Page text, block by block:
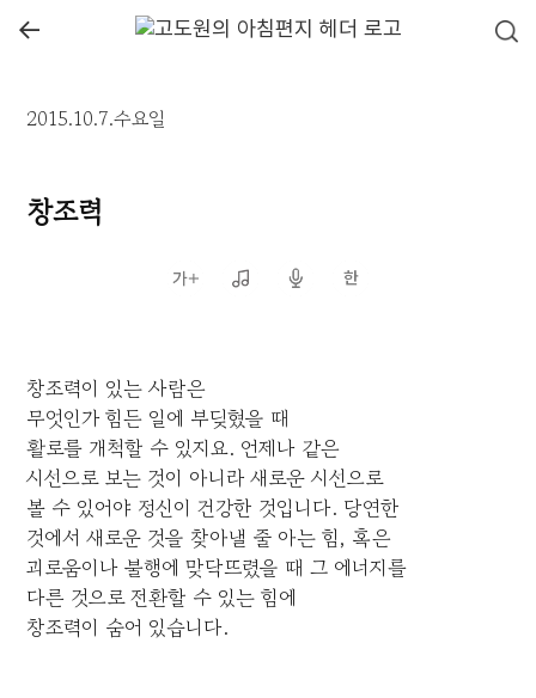
←
2015.10.7.수요일
창조력
창조력이 있는 사람은
무엇인가 힘든 일에 부딪혔을 때
활로를 개척할 수 있지요. 언제나 같은
시선으로 보는 것이 아니라 새로운 시선으로
볼 수 있어야 정신이 건강한 것입니다. 당연한
것에서 새로운 것을 찾아낼 줄 아는 힘, 혹은
괴로움이나 불행에 맞닥뜨렸을 때 그 에너지를
다른 것으로 전환할 수 있는 힘에
창조력이 숨어 있습니다.